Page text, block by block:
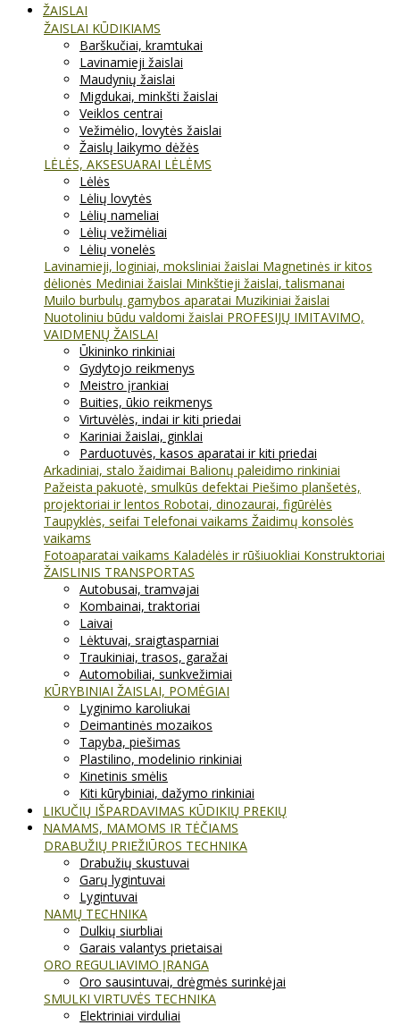
ŽAISLAI
ŽAISLAI KŪDIKIAMS
Barškučiai, kramtukai
Lavinamieji žaislai
Maudynių žaislai
Migdukai, minkšti žaislai
Veiklos centrai
Vežimėlio, lovytės žaislai
Žaislų laikymo dėžės
LĖLĖS, AKSESUARAI LĖLĖMS
Lėlės
Lėlių lovytės
Lėlių nameliai
Lėlių vežimėliai
Lėlių vonelės
Lavinamieji, loginiai, moksliniai žaislai Magnetinės ir kitos
dėlionės Mediniai žaislai Minkštieji žaislai, talismanai
Muilo burbulų gamybos aparatai Muzikiniai žaislai
Nuotoliniu būdu valdomi žaislai PROFESIJŲ IMITAVIMO,
VAIDMENŲ ŽAISLAI
Ūkininko rinkiniai
Gydytojo reikmenys
Meistro įrankiai
Buities, ūkio reikmenys
Virtuvėlės, indai ir kiti priedai
Kariniai žaislai, ginklai
Parduotuvės, kasos aparatai ir kiti priedai
Arkadiniai, stalo žaidimai Balionų paleidimo rinkiniai
Pažeista pakuotė, smulkūs defektai Piešimo planšetės,
projektoriai ir lentos Robotai, dinozaurai, figūrėlės
Taupyklės, seifai Telefonai vaikams Žaidimų konsolės
vaikams
Fotoaparatai vaikams Kaladėlės ir rūšiuokliai Konstruktoriai
ŽAISLINIS TRANSPORTAS
Autobusai, tramvajai
Kombainai, traktoriai
Laivai
Lėktuvai, sraigtasparniai
Traukiniai, trasos, garažai
Automobiliai, sunkvežimiai
KŪRYBINIAI ŽAISLAI, POMĖGIAI
Lyginimo karoliukai
Deimantinės mozaikos
Tapyba, piešimas
Plastilino, modelinio rinkiniai
Kinetinis smėlis
Kiti kūrybiniai, dažymo rinkiniai
LIKUČIŲ IŠPARDAVIMAS KŪDIKIŲ PREKIŲ
NAMAMS, MAMOMS IR TĖČIAMS
DRABUŽIŲ PRIEŽIŪROS TECHNIKA
Drabužių skustuvai
Garų lygintuvai
Lygintuvai
NAMŲ TECHNIKA
Dulkių siurbliai
Garais valantys prietaisai
ORO REGULIAVIMO ĮRANGA
Oro sausintuvai, drėgmės surinkėjai
SMULKI VIRTUVĖS TECHNIKA
Elektriniai virduliai